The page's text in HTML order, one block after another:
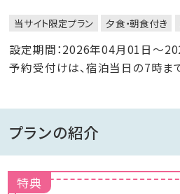
当サイト限定プラン 夕食・朝食付き
設定期間：2026年04月01日～
予約受付けは、宿泊当日の7時ま
プランの紹介
特典